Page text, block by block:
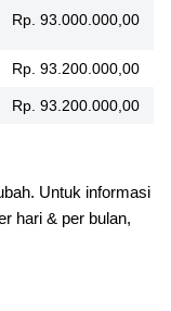
Rp. 93.000.000,00
Rp. 93.200.000,00
Rp. 93.200.000,00
Untuk informasi
hari & per bulan,